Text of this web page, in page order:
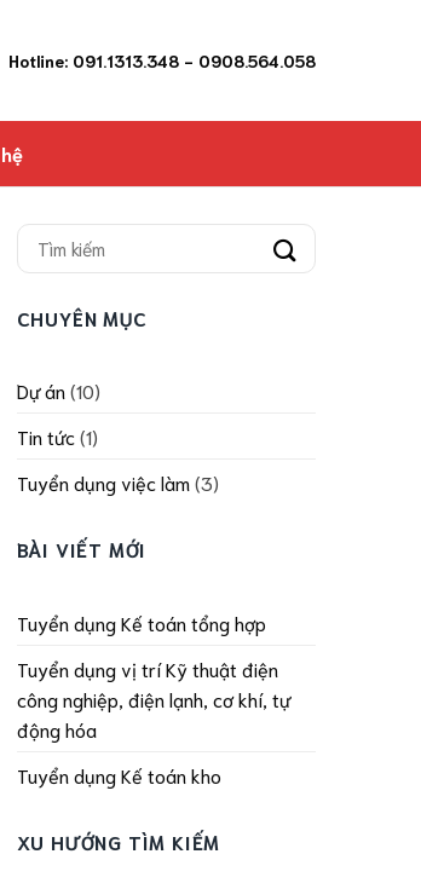
Hotline: 091.1313.348 - 0908.564.058
CHUYÊN MỤC
Dự án(10)
Tin tức(1)
Tuyển dụng việc làm(3)
BÀI VIẾT MỚI
Tuyển dụng Kế toán tổng hợp
Tuyển dụng vị trí Kỹ thuật điện
công nghiệp, điện lạnh, cơ khí, tự
động hóa
Tuyển dụng Kế toán kho
XU HƯỚNG TÌM KIẾM